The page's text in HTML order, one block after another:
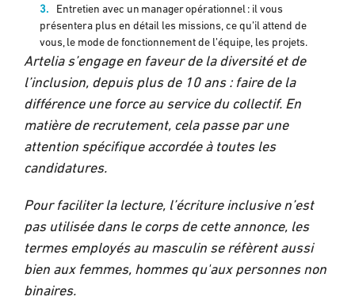
Entretien avec un manager opérationnel : il vous
présentera plus en détail les missions, ce qu’il attend de
vous, le mode de fonctionnement de l’équipe, les projets.
Artelia s’engage en faveur de la diversité et de
l’inclusion, depuis plus de 10 ans : faire de la
différence une force au service du collectif. En
matière de recrutement, cela passe par une
attention spécifique accordée à toutes les
candidatures.
Pour faciliter la lecture, l’écriture inclusive n’est
pas utilisée dans le corps de cette annonce, les
termes employés au masculin se réfèrent aussi
bien aux femmes, hommes qu'aux personnes non
binaires.